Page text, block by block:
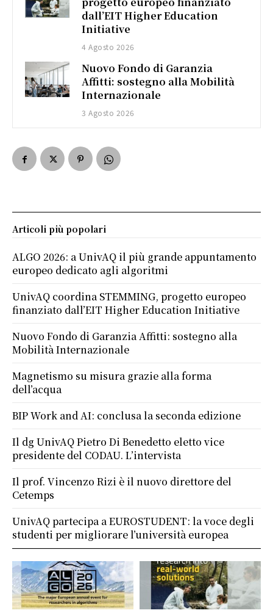
dall’EIT Higher Education
Initiative
4 Agosto 2026
Nuovo Fondo di Garanzia
Affitti: sostegno alla Mobilità
Internazionale
3 Agosto 2026
Articoli più popolari
ALGO 2026: a UnivAQ il più grande appuntamento
europeo dedicato agli algoritmi
UnivAQ coordina STEMMING, progetto europeo
finanziato dall’EIT Higher Education Initiative
Nuovo Fondo di Garanzia Affitti: sostegno alla
Mobilità Internazionale
Magnetismo su misura grazie alla forma
dell’acqua
BIP Work and AI: conclusa la seconda edizione
Il dg UnivAQ Pietro Di Benedetto eletto vice
presidente del CODAU. L’intervista
Il prof. Vincenzo Rizi è il nuovo direttore del
Cetemps
UnivAQ partecipa a EUROSTUDENT: la voce degli
studenti per migliorare l’università europea